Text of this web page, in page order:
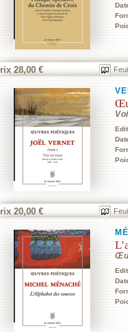
28,00 €
20,00 €